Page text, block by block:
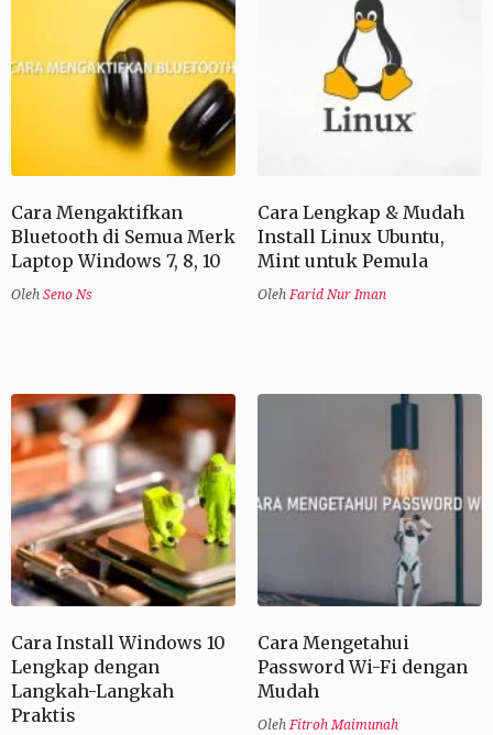
Cara Mengaktifkan
Bluetooth di Semua Merk
Laptop Windows 7, 8, 10
Oleh Seno Ns
Cara Lengkap & Mudah
Install Linux Ubuntu,
Mint untuk Pemula
OlehFarid Nur Iman
Cara Install Windows 10
Lengkap dengan
Langkah-Langkah
Praktis
Cara Mengetahui
Password Wi-Fi dengan
Mudah
OlehFitroh Maimunah